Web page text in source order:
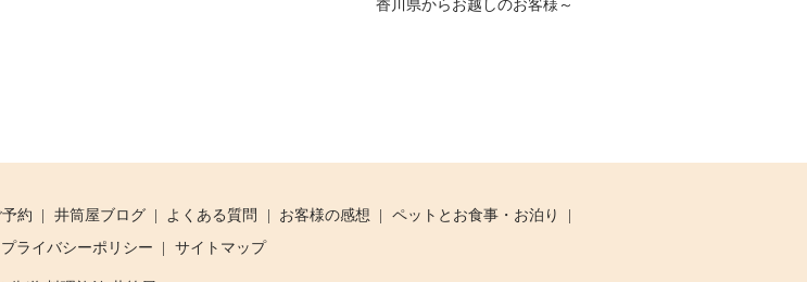
香川県からお越しのお客様～
予約 井筒屋ブログ よくある質問 お客様の感想
ペットとお食事・お泊り
プライバシーポリシー サイトマップ